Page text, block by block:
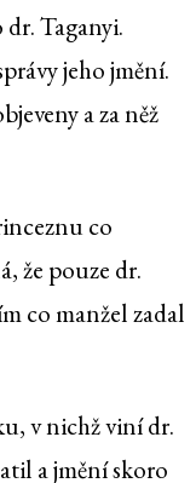
Taganyi.
jeho jmění.
a za něž
co
že pouze dr.
co manžel zadal
v nichž viní dr.
a jmění skoro